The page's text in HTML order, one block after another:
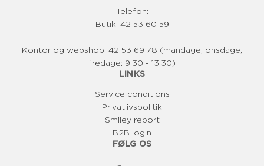
Telefon:
Butik: 42 53 60 59
Kontor og webshop: 42 53 69 78 (mandage, onsdage,
fredage: 9:30 - 13:30)
LINKS
Service conditions
Privatlivspolitik
Smiley report
B2B login
FØLG OS